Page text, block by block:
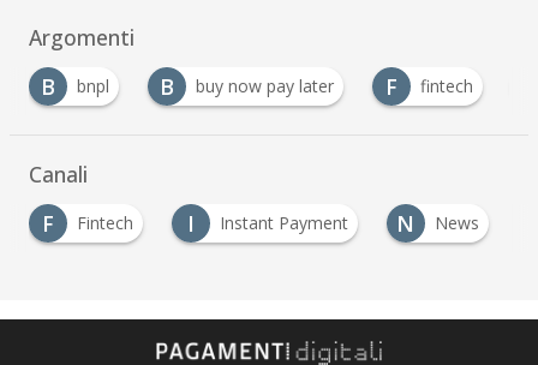
Argomenti
B
bnpl B buy now pay later F fintech
Canali
F
Fintech I Instant Payment N News